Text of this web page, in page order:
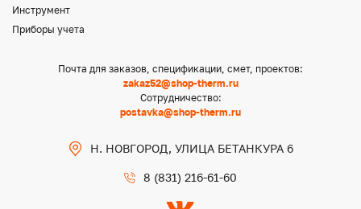
Инструмент
Приборы учета
Почта для заказов, спецификации, смет, проектов:
zakaz52@shop-therm.ru
Сотрудничество:
postavka@shop-therm.ru
Н. НОВГОРОД, УЛИЦА БЕТАНКУРА 6
8 (831) 216-61-60